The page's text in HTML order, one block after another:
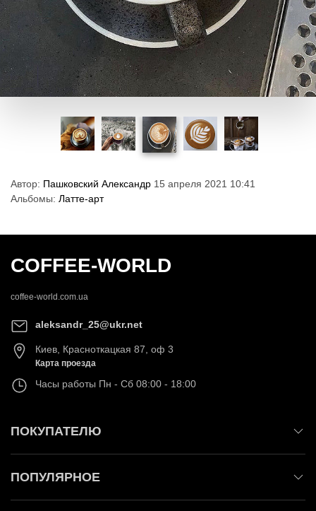
Автор: Пашковский Александр 15 апреля 2021 10:41
Альбомы: Латте-арт
COFFEE-WORLD
coffee-world.com.ua
aleksandr_25@ukr.net
Киев, Красноткацкая 87, оф 3
Карта проезда
Часы работы Пн - Сб 08:00 - 18:00
ПОКУПАТЕЛЮ
ПОПУЛЯРНОЕ